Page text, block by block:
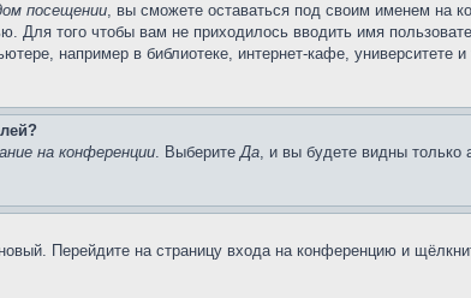
посещении, вы сможете оставаться под своим именем на
Для того чтобы вам не приходилось вводить имя
например в библиотеке, интернет-кафе, университете
на конференции. ВыберитеДа, и вы будете видны
Перейдите на страницу входа на конференцию и